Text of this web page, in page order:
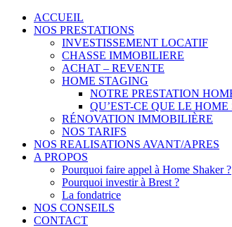
ACCUEIL
NOS PRESTATIONS
INVESTISSEMENT LOCATIF
CHASSE IMMOBILIERE
ACHAT – REVENTE
HOME STAGING
NOTRE PRESTATION
QU’EST-CE QUE LE HOME
RÉNOVATION IMMOBILIÈRE
NOS TARIFS
NOS REALISATIONS AVANT/APRES
A PROPOS
Pourquoi faire appel à Home Shaker ?
Pourquoi investir à Brest ?
La fondatrice
NOS CONSEILS
CONTACT